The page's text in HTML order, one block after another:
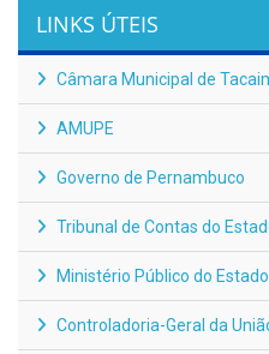
LINKS ÚTEIS
Câmara Municipal de
AMUPE
Governo de Pernambuco
Tribunal de Contas do
Ministério Público do
Controladoria-Geral da